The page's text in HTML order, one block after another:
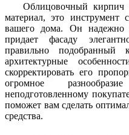
Облицовочный кирпич
материал, это инструмент
вашего дома. Он надежно
придает фасаду
правильно подобранный
архитектурные
скорректировать его
огромное
неподготовленному
поможет вам сделать
средства.